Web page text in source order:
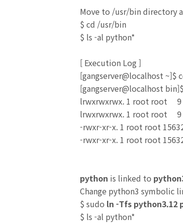
Move to /usr/bin directory
$ cd /usr/bin
$ ls -al python*
[ Execution Log]
[gangserver@localhost ~]$
[gangserver@localhost
lrwxrwxrwx. 1 root root 9
lrwxrwxrwx. 1 root root 9
-rwxr-xr-x. 1 root root
-rwxr-xr-x. 1 root root
python is linked to
Change python3 symbolic
$ sudo ln -Tfs python3.12
$ ls -al python*